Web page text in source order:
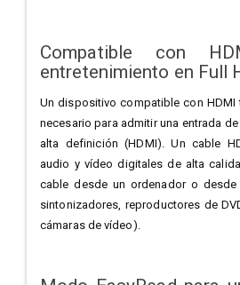
Compatible con
entretenimiento en Full
Un dispositivo compatible con HDMI
necesario para admitir una entrada
alta definición (HDMI). Un cable
audio y vídeo digitales de alta
cable desde un ordenador o
sintonizadores, reproductores de
cámaras de vídeo).